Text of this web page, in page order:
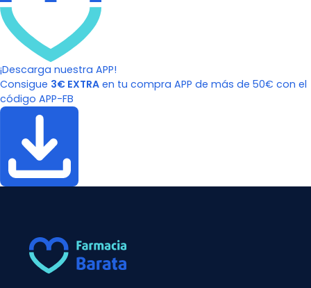
¡Descarga nuestra APP!
Consigue 3€ EXTRA en tu compra APP de más de 50€ con el
código APP-FB